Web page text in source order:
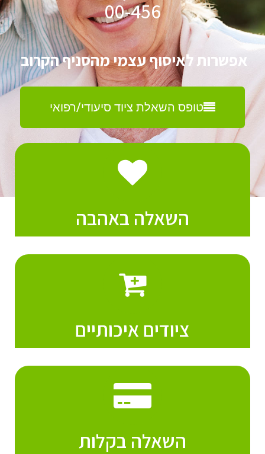
00-456
אפשרות לאיסוף עצמי מהסניף הקרוב
טופס השאלת ציוד סיעודי/רפואי
השאלה באהבה
ציודים איכותיים
השאלה בקלות